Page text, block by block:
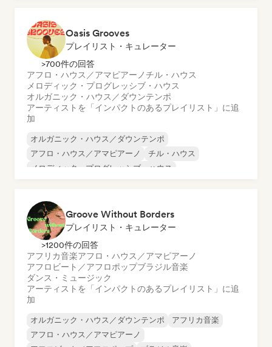
Oasis Grooves
プレイリスト・キュレーター
>700件の回答
アフロ・ハウス／アマピアーノ チル・ハウス
メロディック・プログレッシブ・ハウス
オルガニック・ハウス／ダウンテンポ
アーティストを「インパクトのあるプレイリスト」に追
加
オルガニック・ハウス／ダウンテンポ
アフロ・ハウス／アマピアーノ
チル・ハウス
メロディック・プログレッシブ・ハウス
Groove Without Borders
プレイリスト・キュレーター
>1200件の回答
アフリカ音楽アフロ・ハウス／アマピアーノ
アフロビート／アフロポップブラジル音楽
ダンス・ミュージック
アーティストを「インパクトのあるプレイリスト」に追
加
オルガニック・ハウス／ダウンテンポ
アフリカ音楽
アフロ・ハウス／アマピアーノ